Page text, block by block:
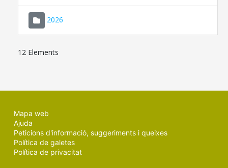
2026
12 Elements
Mapa web
Ajuda
Peticions d'informació, suggeriments i queixes
Política de galetes
Política de privacitat